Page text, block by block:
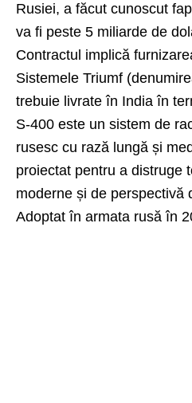
Rusiei, a făcut cunoscut
va fi peste 5 miliarde de
Contractul implică
Sistemele Triumf
trebuie livrate în India în
S-400 este un sistem de
rusesc cu rază lungă și
proiectat pentru a distruge
moderne și de perspectivă
Adoptat în armata rusă în